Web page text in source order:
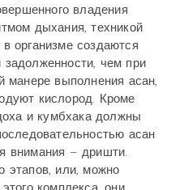
владения
дыхания, техникой
организме создаются
чем при
манере выполнения асан,
кислород. Кроме
и кумбхака должны
асан
внимания – дришти.
этапов, или, можно